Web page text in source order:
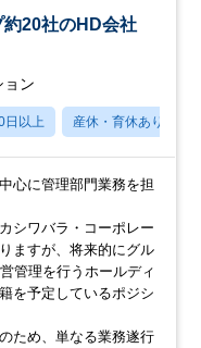
約20社のHD会社
ョン
日以上 産休・育休あり
心に管理部門業務を担
シワバラ・コーポレー
ますが、将来的にグル
管理を行うホールディ
を予定しているポジシ
ため、単なる業務遂行